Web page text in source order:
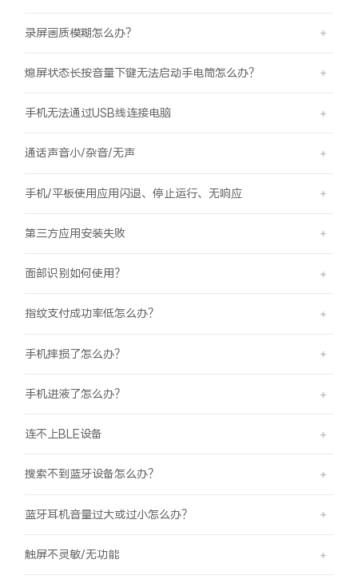
录屏画质模糊怎么办？
熄屏状态长按音量下键无法启动手电筒怎么办？
手机无法通过USB线连接电脑
通话声音小/杂音/无声
手机/平板使用应用闪退、停止运行、无响应
第三方应用安装失败
面部识别如何使用？
指纹支付成功率低怎么办？
手机摔损了怎么办？
手机进液了怎么办？
连不上BLE设备
搜索不到蓝牙设备怎么办？
蓝牙耳机音量过大或过小怎么办？
触屏不灵敏/无功能